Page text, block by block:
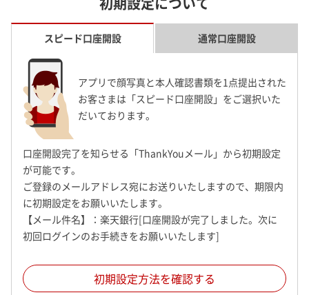
スピード口座開設 通常口座開設
アプリで顔写真と本人確認書類を1点提出された
お客さまは「スピード口座開設」をご選択いた
だいております。
口座開設完了を知らせる「ThankYouメール」から初期設定
が可能です。
ご登録のメールアドレス宛にお送りいたしますので、期限内
に初期設定をお願いいたします。
【メール件名】：楽天銀行[口座開設が完了しました。次に
初回ログインのお手続きをお願いいたします]
初期設定方法を確認する